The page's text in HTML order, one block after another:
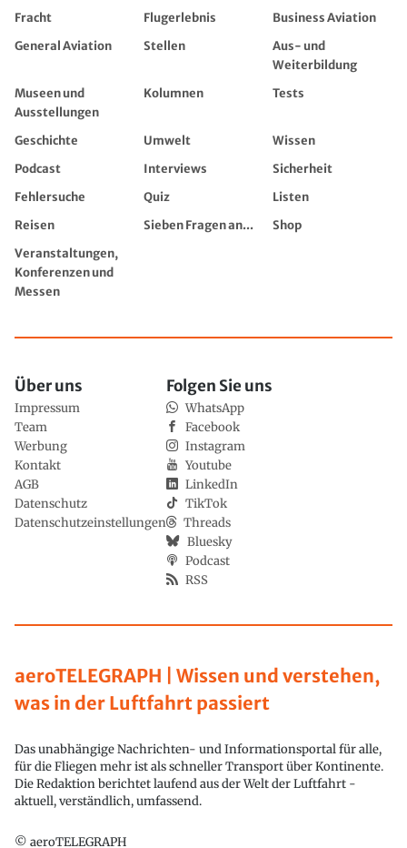
Fracht
Flugerlebnis
Business Aviation
General Aviation
Stellen
Aus- und
Weiterbildung
Museen und
Ausstellungen
Kolumnen Tests
Geschichte Umwelt
Wissen
Podcast
Interviews
Sicherheit
Fehlersuche
Quiz
Listen
Reisen
Sieben Fragen an...
Shop
Veranstaltungen,
Konferenzen und
Messen
aeroTELEGRAPH | Wissen und verstehen,
was in der Luftfahrt passiert
Das unabhängige Nachrichten- und Informationsportal für alle,
für die Fliegen mehr ist als schneller Transport über Kontinente.
Die Redaktion berichtet laufend aus der Welt der Luftfahrt -
aktuell, verständlich, umfassend.
© aeroTELEGRAPH
Über uns
Impressum
Team
Werbung
Kontakt
AGB
Datenschutz
Datenschutzeinstellungen
Folgen Sie uns
WhatsApp
Facebook
Instagram
Youtube
LinkedIn
TikTok
Threads
Bluesky
Podcast
RSS